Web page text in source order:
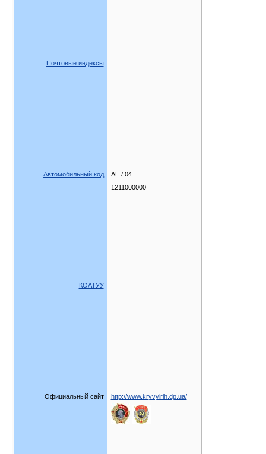
Почтовые индексы
Автомобильный код AE / 04
КОАТУУ
1211000000
Официальный сайт http://www.kryvyirih.dp.ua/